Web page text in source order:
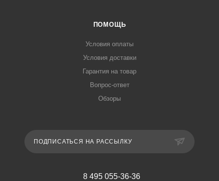
ПОМОЩЬ
Условия оплаты
Условия доставки
Гарантия на товар
Вопрос-ответ
Обзоры
ПОДПИСАТЬСЯ НА РАССЫЛКУ
8 495 055-36-36